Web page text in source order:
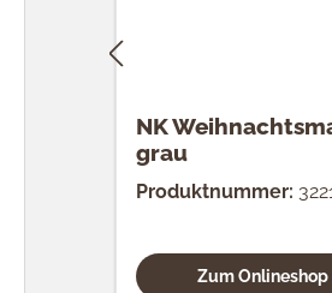
NK
grau
Produktnummer:
Zum Onlineshop